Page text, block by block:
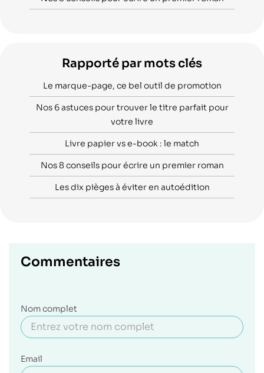
Rapporté par mots clés
Le marque-page, ce bel outil de promotion
Nos 6 astuces pour trouver le titre parfait pour
votre livre
Livre papier vs e-book : le match
Nos 8 conseils pour écrire un premier roman
Les dix pièges à éviter en autoédition
Commentaires
Nom complet
Email